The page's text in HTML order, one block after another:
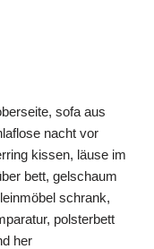
sofa aus
nacht vor
kissen, läuse im
bett, gelschaum
schrank,
polsterbett
her